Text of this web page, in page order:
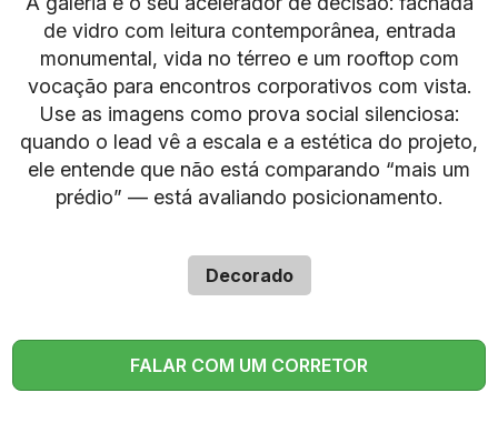
de vidro com leitura contemporânea, entrada
monumental, vida no térreo e um rooftop com
vocação para encontros corporativos com vista.
Use as imagens como prova social silenciosa:
quando o lead vê a escala e a estética do projeto,
ele entende que não está comparando “mais um
prédio” — está avaliando posicionamento.
Decorado
FALAR COM UM CORRETOR